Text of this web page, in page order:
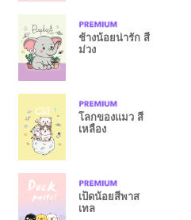
ช้างน้อยน่ารัก สี
ม่วง
โลกของแมว สี
เหลือง
เป็ดน้อยสีพาส
เทล